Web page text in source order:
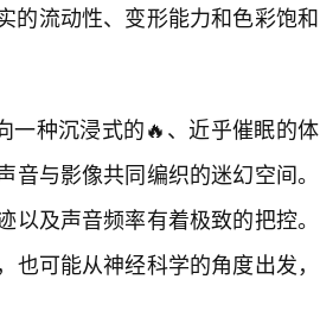
的流动性、变形能力和色彩饱和
一种沉浸式的🔥、近乎催眠的体
与影像共同编织的迷幻空间。
及声音频率有着极致的把控。
可能从神经科学的角度出发，